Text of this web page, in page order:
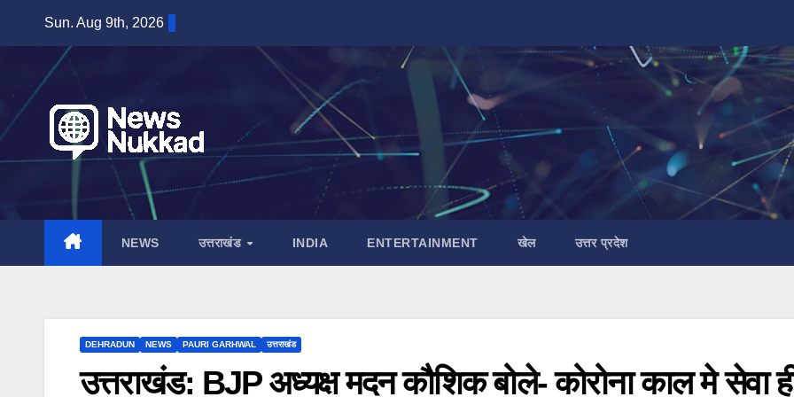
Sun. Aug 9th, 2026
NEWS उत्तराखंड INDIA ENTERTAINMENT खेल उत्तर प्रदेश
DEHRADUN NEWS PAURI GARHWAL उत्तराखंड
उत्तराखंड: BJP अध्यक्ष मदन कौशिक बोले- कोरोना काल मे सेवा